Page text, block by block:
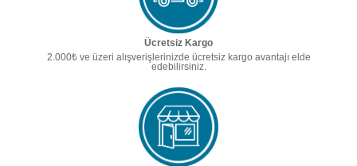
Ücretsiz Kargo
2.000₺ ve üzeri alışverişlerinizde ücretsiz kargo avantajı elde
edebilirsiniz.